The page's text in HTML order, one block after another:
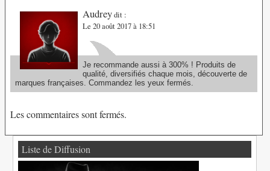
Audreydit :
Le 20 août 2017 à 18:51
Je recommande aussi à 300% ! Produits de
qualité, diversifiés chaque mois, découverte de
marques françaises. Commandez les yeux fermés.
Les commentaires sont fermés.
Liste de Diffusion